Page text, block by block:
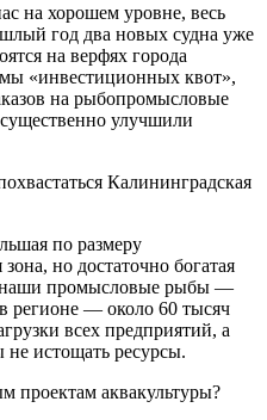
на хорошем уровне, весь
год два новых судна уже
на верфях города
«инвестиционных квот»,
на рыбопромысловые
улучшили
Калининградская
по размеру
но достаточно богатая
наши промысловые рыбы —
регионе — около 60 тысяч
всех предприятий, а
истощать ресурсы.
проектам аквакультуры?